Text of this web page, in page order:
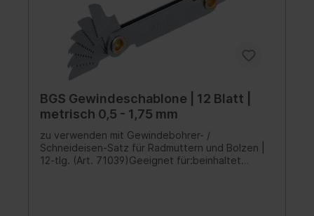
BGS Gewindeschablone | 12 Blatt |
metrisch 0,5 - 1,75 mm
zu verwenden mit Gewindebohrer- /
Schneideisen-Satz für Radmuttern und Bolzen |
12-tlg. (Art. 71039)Geeignet für:beinhaltet